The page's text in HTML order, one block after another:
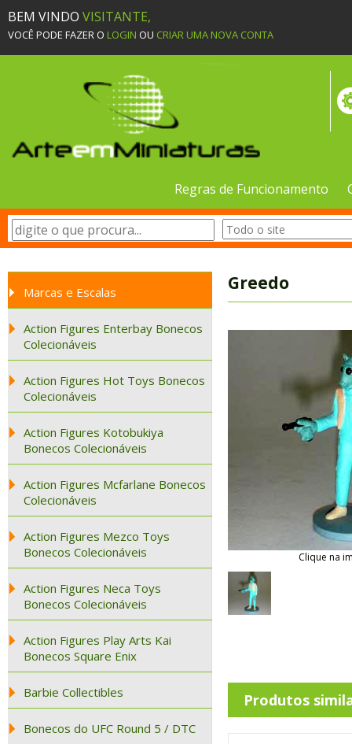
BEM VINDO VISITANTE,
VOCÊ PODE FAZER O LOGIN OU CRIAR UMA NOVA CONTA
Regras de Funcionamento
Marcas e Escalas
Action Figures Enterbay Bonecos
Colecionáveis
Action Figures Hot Toys Bonecos
Colecionáveis
Action Figures Kotobukiya
Bonecos Colecionáveis
Action Figures Mcfarlane Bonecos
Colecionáveis
Action Figures Mezco Toys
Bonecos Colecionáveis
Action Figures Neca Toys
Bonecos Colecionáveis
Action Figures Play Arts Kai
Bonecos Square Enix
Barbie Collectibles
Bonecos do UFC Round 5 / DTC
Greedo
Clique na
Produtos